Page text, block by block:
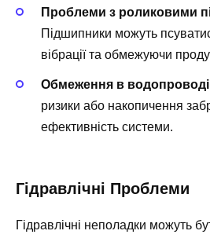
Проблеми з роликовими
Підшипники можуть
вібрації та обмежуючи
Обмеження в
ризики або накопичення
ефективність системи.
Гідравлічні Проблеми
Гідравлічні неполадки можуть